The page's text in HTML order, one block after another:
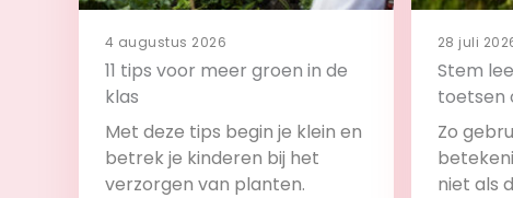
4 augustus 2026
11 tips voor meer groen in de
klas
Met deze tips begin je klein en
betrek je kinderen bij het
verzorgen van planten.
28 juli
Stem
toetsen
Zo
niet als